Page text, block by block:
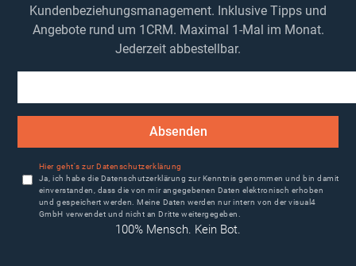
Kundenbeziehungsmanagement. Inklusive Tipps und
Angebote rund um 1CRM. Maximal 1-Mal im Monat.
Jederzeit abbestellbar.
Absenden
Hier geht's zur Datenschutzerklärung
Ja, ich habe die Datenschutzerklärung zur Kenntnis genommen und bin damit
einverstanden, dass die von mir angegebenen Daten elektronisch erhoben
und gespeichert werden. Meine Daten werden nur intern von der visual4
GmbH verwendet und nicht an Dritte weitergegeben.
100% Mensch. Kein Bot.